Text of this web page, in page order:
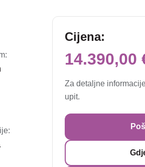
Cijena:
14.390,00
Za detaljne
upit.